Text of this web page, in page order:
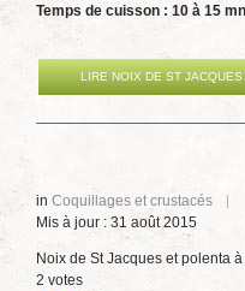
Temps de cuisson : 10 à 15 mn
LIRE NOIX DE ST
in Coquillages et crustacés
Mis à jour : 31 août 2015
Noix de St Jacques et polenta à
2 votes